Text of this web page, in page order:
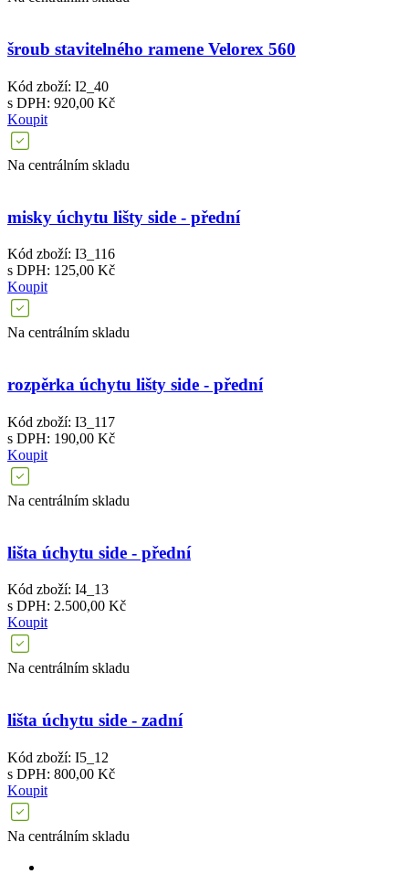
šroub stavitelného ramene Velorex 560
Kód zboží: I2_40
s DPH: 920,00 Kč
Koupit
Na centrálním skladu
misky úchytu lišty side - přední
Kód zboží: I3_116
s DPH: 125,00 Kč
Koupit
Na centrálním skladu
rozpěrka úchytu lišty side - přední
Kód zboží: I3_117
s DPH: 190,00 Kč
Koupit
Na centrálním skladu
lišta úchytu side - přední
Kód zboží: I4_13
s DPH: 2.500,00 Kč
Koupit
Na centrálním skladu
lišta úchytu side - zadní
Kód zboží: I5_12
s DPH: 800,00 Kč
Koupit
Na centrálním skladu